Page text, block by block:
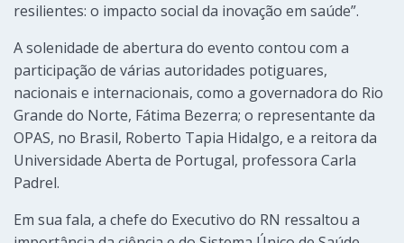
resilientes: o impacto social da inovação em saúde”.
A solenidade de abertura do evento contou com a
participação de várias autoridades potiguares,
nacionais e internacionais, como a governadora do Rio
Grande do Norte, Fátima Bezerra; o representante da
OPAS, no Brasil, Roberto Tapia Hidalgo, e a reitora da
Universidade Aberta de Portugal, professora Carla
Padrel.
Em sua fala, a chefe do Executivo do RN ressaltou a